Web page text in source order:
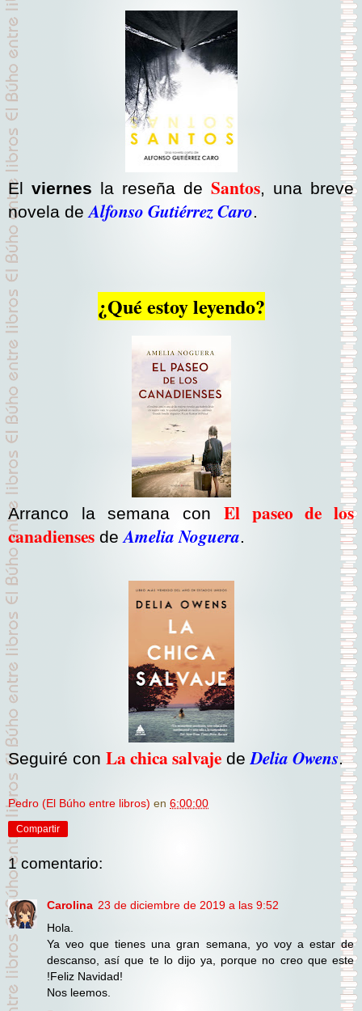
El viernes la reseña de Santos, una breve
novela deAlfonso Gutiérrez Caro.
¿Qué estoy leyendo?
Arranco la semana con El paseo de los
canadienses deAmelia Noguera.
Seguiré con La chica salvaje deDelia Owens.
Pedro (El Búho entre libros) en 6:00:00
Compartir
1 comentario:
Carolina 23 de diciembre de 2019 a las 9:52
Hola.
Ya veo que tienes una gran semana, yo voy a estar de
descanso, así que te lo dijo ya, porque no creo que este
!Feliz Navidad!
Nos leemos.